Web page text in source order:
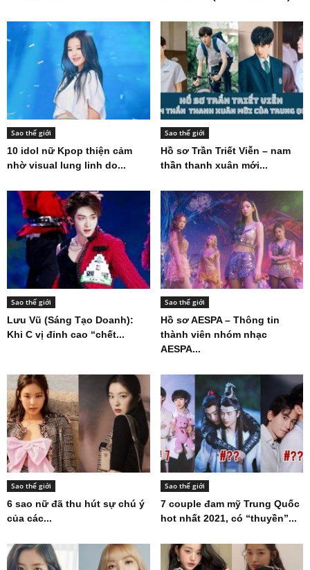
Sao thế giới
10 idol nữ Kpop thiện cảm
nhờ visual lung linh do...
Sao thế giới
Hồ sơ Trần Triết Viễn – nam
thần thanh xuân mới...
Sao thế giới
Lưu Vũ (Sáng Tạo Doanh):
Khi C vị đỉnh cao “chết...
Sao thế giới
Hồ sơ AESPA – Thông tin
thành viên nhóm nhạc
AESPA...
Sao thế giới
6 sao nữ đã thu hút sự chú ý
của các...
Sao thế giới
7 couple đam mỹ Trung Quốc
hot nhất 2021, có “thuyền”...